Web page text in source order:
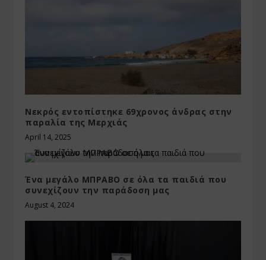
Νεκρός εντοπίστηκε 69χρονος άνδρας στην
παραλία της Μερχιάς
April 14, 2025
Ένα μεγάλο ΜΠΡΑΒΟ σε όλα τα παιδιά που
συνεχίζουν την παράδοση μας
August 4, 2024